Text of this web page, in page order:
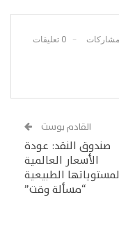
0 تعليقات
القادم بوست
صندوق النقد: عودة
الأسعار العالمية
لمستوياتها الطبيعية
“مسألة وقت”